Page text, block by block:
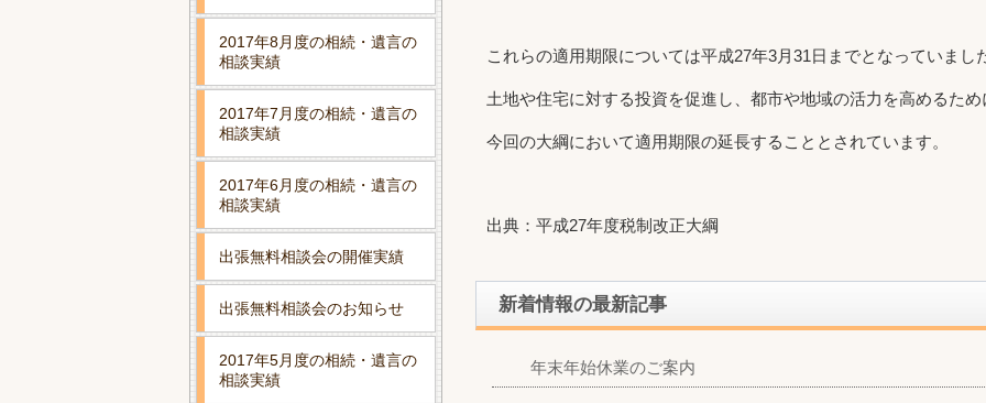
これらの適用期限については平成27年3月31日までとなっていまし
土地や住宅に対する投資を促進し、都市や地域の活力を高めるため
今回の大綱において適用期限の延長することとされています。
出典：平成27年度税制改正大綱
新着情報の最新記事
年末年始休業のご案内
2017年8月度の相続・遺言の
相談実績
2017年7月度の相続・遺言の
相談実績
2017年6月度の相続・遺言の
相談実績
出張無料相談会の開催実績
出張無料相談会のお知らせ
2017年5月度の相続・遺言の
相談実績